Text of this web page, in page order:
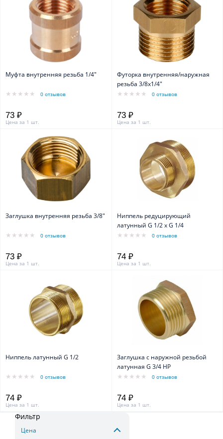
Муфта внутренняя резьба 1/4"
0 отзывов
73 ₽
Цена за 1 шт.
Футорка внутренняя/наружная
резьба 3/8х1/4"
0 отзывов
73 ₽
Цена за 1 шт.
Заглушка внутренняя резьба 3/8"
0 отзывов
73 ₽
Цена за 1 шт.
Ниппель редуцирующий
латунный G 1/2 x G 1/4
0 отзывов
74 ₽
Цена за 1 шт.
Ниппель латунный G 1/2
0 отзывов
74 ₽
Цена за 1 шт.
Заглушка с наружной резьбой
латунная G 3/4 НР
0 отзывов
74 ₽
Цена за 1 шт.
Фильтр
Цена